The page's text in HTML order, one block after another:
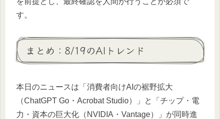
す。
まとめ：8/19のAIトレンド
本日のニュースは「消費者向けAIの裾野拡大
（ChatGPT Go・Acrobat Studio）」と「チップ・電
力・資本の巨大化（NVIDIA・Vantage）」が同時進